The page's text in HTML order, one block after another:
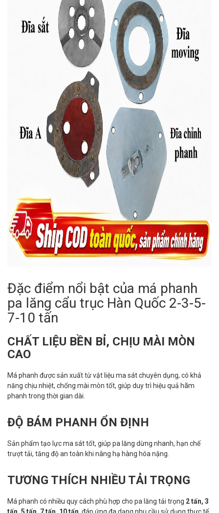
Đặc điểm nổi bật của má phanh
pa lăng cẩu trục Hàn Quốc 2-3-5-
7-10 tấn
CHẤT LIỆU BỀN BỈ, CHỊU MÀI MÒN
CAO
Má phanh được sản xuất từ vật liệu ma sát chuyên dụng, có khả
năng chịu nhiệt, chống mài mòn tốt, giúp duy trì hiệu quả hãm
phanh trong thời gian dài.
ĐỘ BÁM PHANH ỔN ĐỊNH
Sản phẩm tạo lực ma sát tốt, giúp pa lăng dừng nhanh, hạn chế
trượt tải, tăng độ an toàn khi nâng hạ hàng hóa nặng.
TƯƠNG THÍCH NHIỀU TẢI TRỌNG
Má phanh có nhiều quy cách phù hợp cho pa lăng tải trọng 2 tấn, 3